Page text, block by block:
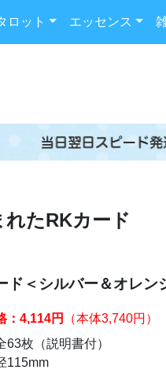
ロット エッセンス
たRKカード
ド＜シルバー＆オレン
：4,114円
（本体3,740円）
63枚（説明書付）
115mm